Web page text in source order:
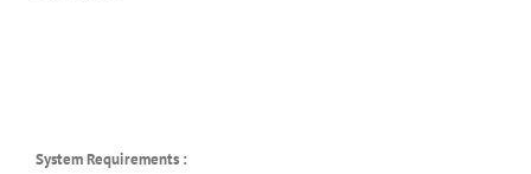
System Requirements :